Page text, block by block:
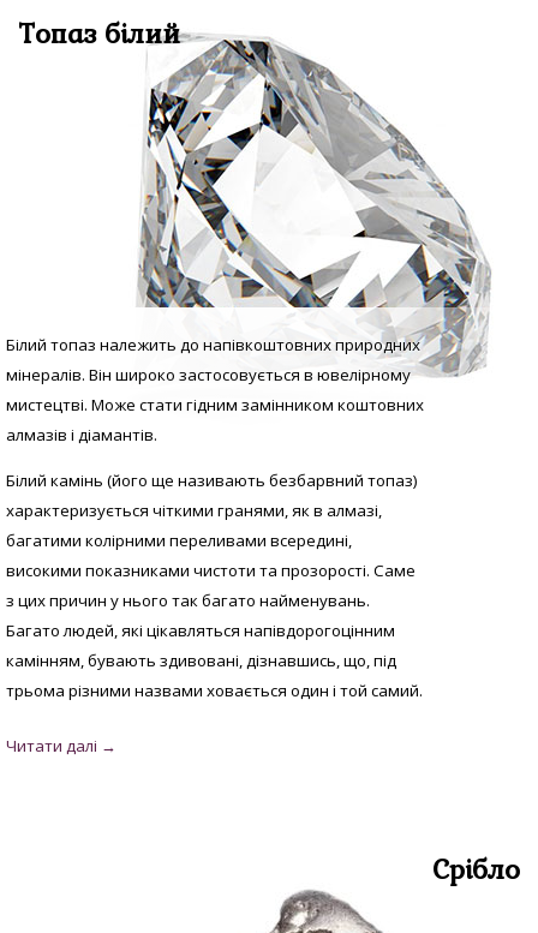
Топаз білий
Білий топаз належить до напівкоштовних природних
мінералів. Він широко застосовується в ювелірному
мистецтві. Може стати гідним замінником коштовних
алмазів і діамантів.
Білий камінь (його ще називають безбарвний топаз)
характеризується чіткими гранями, як в алмазі,
багатими колірними переливами всередині,
високими показниками чистоти та прозорості. Саме
з цих причин у нього так багато найменувань.
Багато людей, які цікавляться напівдорогоцінним
камінням, бувають здивовані, дізнавшись, що, під
трьома різними назвами ховається один і той самий.
Срібло